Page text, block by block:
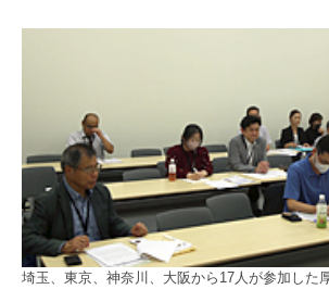
埼玉、東京、神奈川、大阪から17人が参加した